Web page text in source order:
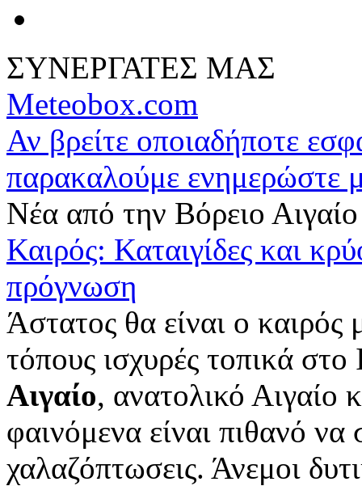
ΣΥΝΕΡΓΑΤΕΣ ΜΑΣ
Meteobox.com
Αν βρείτε οποιαδήποτε
παρακαλούμε ενημερώστε
Νέα από την Βόρειο Αιγαίο
Καιρός: Καταιγίδες και
πρόγνωση
Άστατος θα είναι ο καιρός
τόπους ισχυρές τοπικά
Αιγαίο, ανατολικό Αιγαίο
φαινόμενα είναι πιθανό
χαλαζόπτωσεις. Άνεμοι